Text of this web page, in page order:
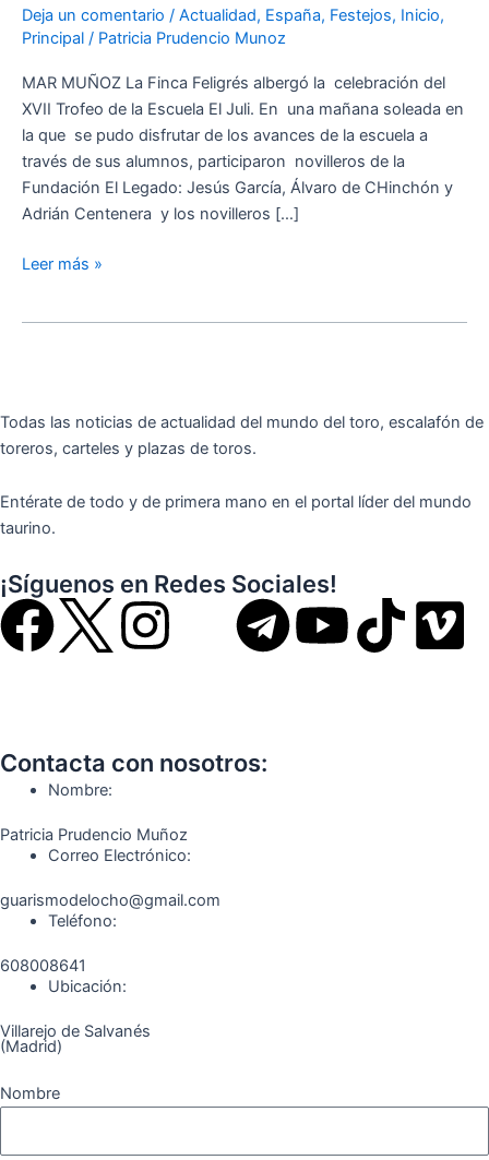
Deja un comentario / Actualidad, España, Festejos, Inicio,
Principal / Patricia Prudencio Munoz
MAR MUÑOZ La Finca Feligrés albergó la celebración del
XVII Trofeo de la Escuela El Juli. En una mañana soleada en
la que se pudo disfrutar de los avances de la escuela a
través de sus alumnos, participaron novilleros de la
Fundación El Legado: Jesús García, Álvaro de CHinchón y
Adrián Centenera y los novilleros […]
Trofeo
la
Escuela
El
Juli
Leer más »
Todas las noticias de actualidad del mundo del toro, escalafón de
toreros, carteles y plazas de toros.
Entérate de todo y de primera mano en el portal líder del mundo
taurino.
¡Síguenos en Redes Sociales!
F
e
b
o
o
k
I
t
a
g
T
e
Y T V
Contacta con nosotros:
Nombre:
Patricia Prudencio Muñoz
Correo Electrónico:
guarismodelocho@gmail.com
Teléfono:
608008641
Ubicación:
Villarejo de Salvanés
(Madrid)
Nombre